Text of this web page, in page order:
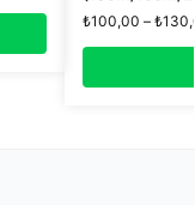
₺100,00 – ₺